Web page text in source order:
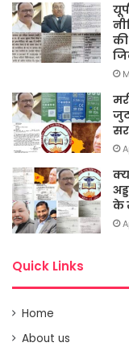
के
Quick Links
Home
About us